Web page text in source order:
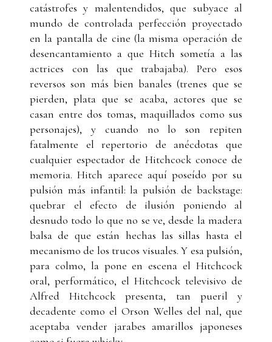
catástrofes y malentendidos, que subyace al
mundo de controlada perfección proyectado
en la pantalla de cine (la misma operación de
desencantamiento a que Hitch sometía a las
actrices con las que trabajaba). Pero esos
reversos son más bien banales (trenes que se
pierden, plata que se acaba, actores que se
casan entre dos tomas, maquillados como sus
personajes), y cuando no lo son repiten
fatalmente el repertorio de anécdotas que
cualquier espectador de Hitchcock conoce de
memoria. Hitch aparece aquí poseído por su
pulsión más infantil: la pulsión de backstage:
quebrar el efecto de ilusión poniendo al
desnudo todo lo que no se ve, desde la madera
balsa de que están hechas las sillas hasta el
mecanismo de los trucos visuales. Y esa pulsión,
para colmo, la pone en escena el Hitchcock
oral, performático, el Hitchcock televisivo de
Alfred Hitchcock presenta, tan pueril y
decadente como el Orson Welles del nal, que
aceptaba vender jarabes amarillos japoneses